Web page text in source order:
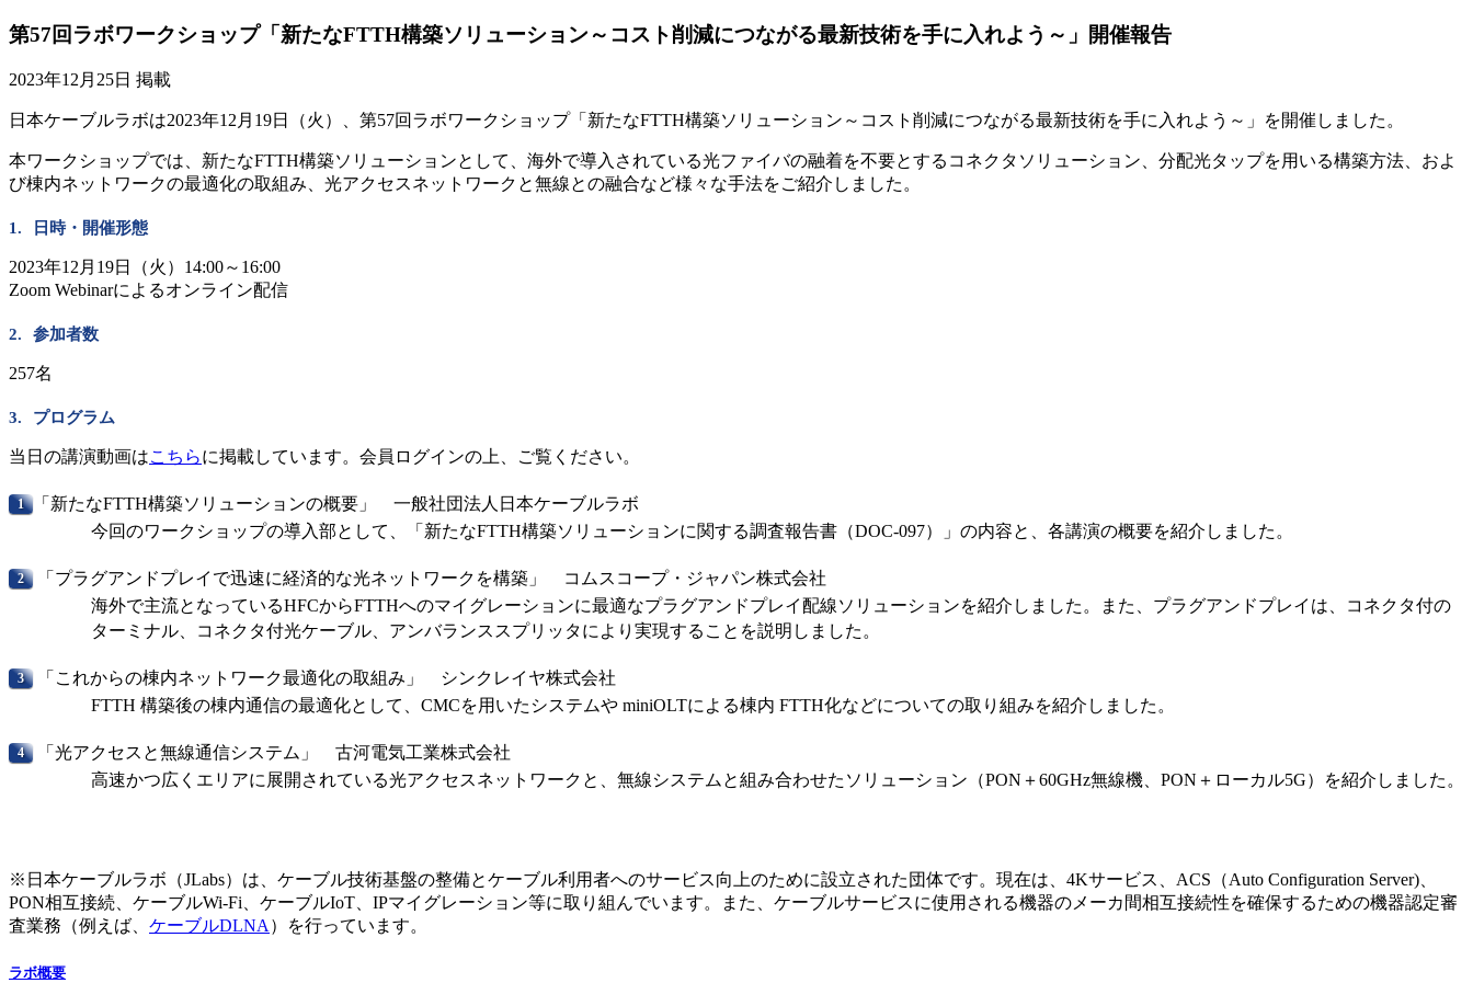
第57回ラボワークショップ「新たなFTTH構築ソリューション～コスト削減につながる最新技術を手に入れよう～」開催報告
2023年12月25日 掲載
日本ケーブルラボは2023年12月19日（火）、第57回ラボワークショップ「新たなFTTH構築ソリューション～コスト削減につながる最新技術を手に入れよう～」を開催しました。
本ワークショップでは、新たなFTTH構築ソリューションとして、海外で導入されている光ファイバの融着を不要とするコネクタソリューション、分配光タップを用いる構築方法、およ
び棟内ネットワークの最適化の取組み、光アクセスネットワークと無線との融合など様々な手法をご紹介しました。
日時・開催形態
2023年12月19日（火）14:00～16:00
Zoom Webinarによるオンライン配信
参加者数
257名
プログラム
当日の講演動画はこちらに掲載しています。会員ログインの上、ご覧ください。
「新たなFTTH構築ソリューションの概要」 一般社団法人日本ケーブルラボ
今回のワークショップの導入部として、「新たなFTTH構築ソリューションに関する調査報告書（DOC-097）」の内容と、各講演の概要を紹介しました。
「プラグアンドプレイで迅速に経済的な光ネットワークを構築」 コムスコープ・ジャパン株式会社
海外で主流となっているHFCからFTTHへのマイグレーションに最適なプラグアンドプレイ配線ソリューションを紹介しました。また、プラグアンドプレイは、コネクタ付の
ターミナル、コネクタ付光ケーブル、アンバランススプリッタにより実現することを説明しました。
「これからの棟内ネットワーク最適化の取組み」 シンクレイヤ株式会社
FTTH 構築後の棟内通信の最適化として、CMCを用いたシステムや miniOLTによる棟内 FTTH化などについての取り組みを紹介しました。
「光アクセスと無線通信システム」 古河電気工業株式会社
高速かつ広くエリアに展開されている光アクセスネットワークと、無線システムと組み合わせたソリューション（PON＋60GHz無線機、PON＋ローカル5G）を紹介しました。
※日本ケーブルラボ（JLabs）は、ケーブル技術基盤の整備とケーブル利用者へのサービス向上のために設立された団体です。現在は、4Kサービス、ACS（Auto Configuration Server)、
PON相互接続、ケーブルWi-Fi、ケーブルIoT、IPマイグレーション等に取り組んでいます。また、ケーブルサービスに使用される機器のメーカ間相互接続性を確保するための機器認定審
査業務（例えば、 ケーブルDLNA）を行っています。
ラボ概要